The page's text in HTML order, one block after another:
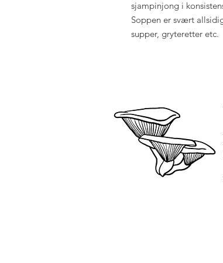
sjampinjong i
Soppen er svært
supper, gryteretter etc.